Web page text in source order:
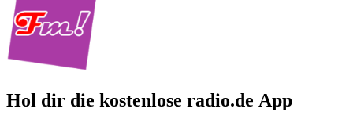
Hol dir die kostenlose radio.de App